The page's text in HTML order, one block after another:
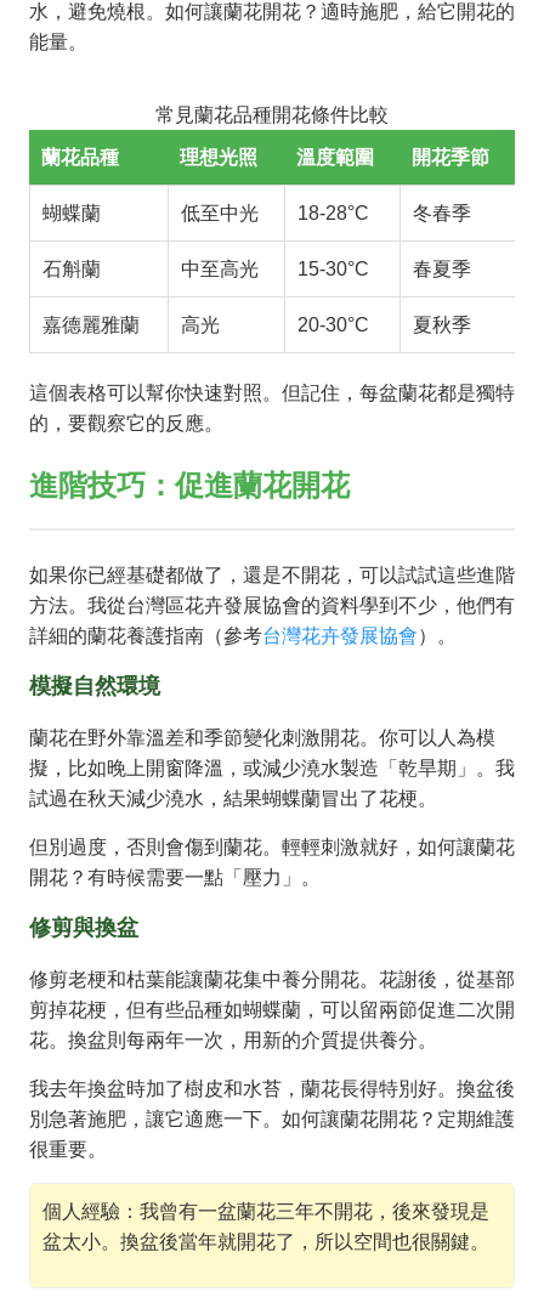
水，避免燒根。如何讓蘭花開花？適時施肥，給它開花的
能量。
常見蘭花品種開花條件比較
蘭花品種 理想光照 溫度範圍 開花季節
蝴蝶蘭 低至中光 18-28°C 冬春季
石斛蘭 中至高光 15-30°C 春夏季
嘉德麗雅蘭 高光 20-30°C 夏秋季
這個表格可以幫你快速對照。但記住，每盆蘭花都是獨特
的，要觀察它的反應。
進階技巧：促進蘭花開花
如果你已經基礎都做了，還是不開花，可以試試這些進階
方法。我從台灣區花卉發展協會的資料學到不少，他們有
詳細的蘭花養護指南（參考台灣花卉發展協會）。
模擬自然環境
蘭花在野外靠溫差和季節變化刺激開花。你可以人為模
擬，比如晚上開窗降溫，或減少澆水製造「乾旱期」。我
試過在秋天減少澆水，結果蝴蝶蘭冒出了花梗。
但別過度，否則會傷到蘭花。輕輕刺激就好，如何讓蘭花
開花？有時候需要一點「壓力」。
修剪與換盆
修剪老梗和枯葉能讓蘭花集中養分開花。花謝後，從基部
剪掉花梗，但有些品種如蝴蝶蘭，可以留兩節促進二次開
花。換盆則每兩年一次，用新的介質提供養分。
我去年換盆時加了樹皮和水苔，蘭花長得特別好。換盆後
別急著施肥，讓它適應一下。如何讓蘭花開花？定期維護
很重要。
個人經驗：我曾有一盆蘭花三年不開花，後來發現是
盆太小。換盆後當年就開花了，所以空間也很關鍵。